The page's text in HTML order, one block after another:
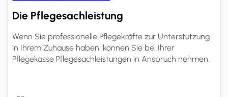
Die Pflegesachleistung
Wenn Sie professionelle Pflegekräfte zur Unterstützung
in Ihrem Zuhause haben, können Sie bei Ihrer
Pflegekasse Pflegesachleistungen in Anspruch nehmen.